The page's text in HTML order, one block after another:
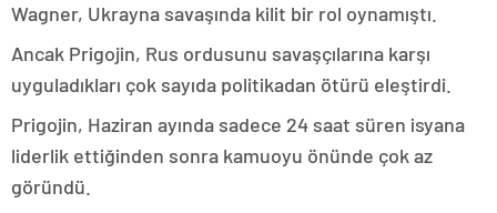
Wagner, Ukrayna savaşında kilit bir rol oynamıştı.
Ancak Prigojin, Rus ordusunu savaşçılarına karşı
uyguladıkları çok sayıda politikadan ötürü eleştirdi.
Prigojin, Haziran ayında sadece 24 saat süren isyana
liderlik ettiğinden sonra kamuoyu önünde çok az
göründü.